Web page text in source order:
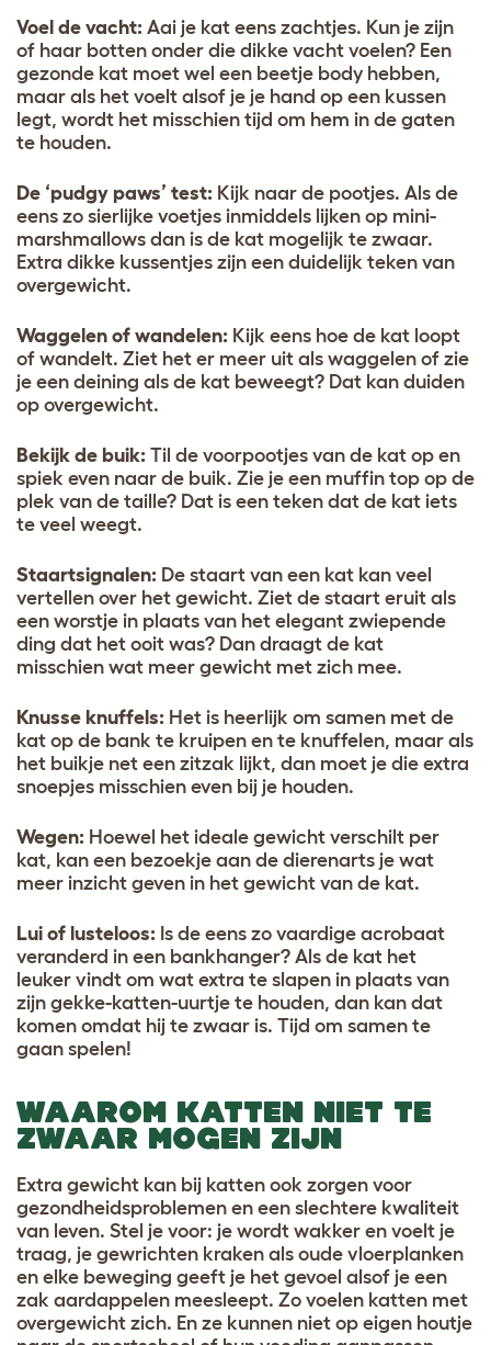
Voel de vacht: Aai je kat eens zachtjes. Kun je zijn
of haar botten onder die dikke vacht voelen? Een
gezonde kat moet wel een beetje body hebben,
maar als het voelt alsof je je hand op een kussen
legt, wordt het misschien tijd om hem in de gaten
te houden.
De ‘pudgy paws’ test: Kijk naar de pootjes. Als de
eens zo sierlijke voetjes inmiddels lijken op mini-
marshmallows dan is de kat mogelijk te zwaar.
Extra dikke kussentjes zijn een duidelijk teken van
overgewicht.
Waggelen of wandelen: Kijk eens hoe de kat loopt
of wandelt. Ziet het er meer uit als waggelen of zie
je een deining als de kat beweegt? Dat kan duiden
op overgewicht.
Bekijk de buik: Til de voorpootjes van de kat op en
spiek even naar de buik. Zie je een muffin top op de
plek van de taille? Dat is een teken dat de kat iets
te veel weegt.
Staartsignalen: De staart van een kat kan veel
vertellen over het gewicht. Ziet de staart eruit als
een worstje in plaats van het elegant zwiepende
ding dat het ooit was? Dan draagt de kat
misschien wat meer gewicht met zich mee.
Knusse knuffels: Het is heerlijk om samen met de
kat op de bank te kruipen en te knuffelen, maar als
het buikje net een zitzak lijkt, dan moet je die extra
snoepjes misschien even bij je houden.
Wegen: Hoewel het ideale gewicht verschilt per
kat, kan een bezoekje aan de dierenarts je wat
meer inzicht geven in het gewicht van de kat.
Lui of lusteloos: Is de eens zo vaardige acrobaat
veranderd in een bankhanger? Als de kat het
leuker vindt om wat extra te slapen in plaats van
zijn gekke-katten-uurtje te houden, dan kan dat
komen omdat hij te zwaar is. Tijd om samen te
gaan spelen!
WAAROM KATTEN NIET TE
ZWAAR MOGEN ZIJN
Extra gewicht kan bij katten ook zorgen voor
gezondheidsproblemen en een slechtere kwaliteit
van leven. Stel je voor: je wordt wakker en voelt je
traag, je gewrichten kraken als oude vloerplanken
en elke beweging geeft je het gevoel alsof je een
zak aardappelen meesleept. Zo voelen katten met
overgewicht zich. En ze kunnen niet op eigen houtje